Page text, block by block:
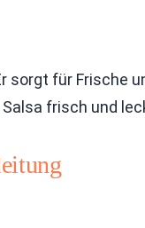
für Frische
frisch und